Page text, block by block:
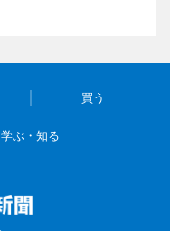
買う
学ぶ・知る